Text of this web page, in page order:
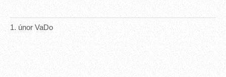
1. únor VaDo